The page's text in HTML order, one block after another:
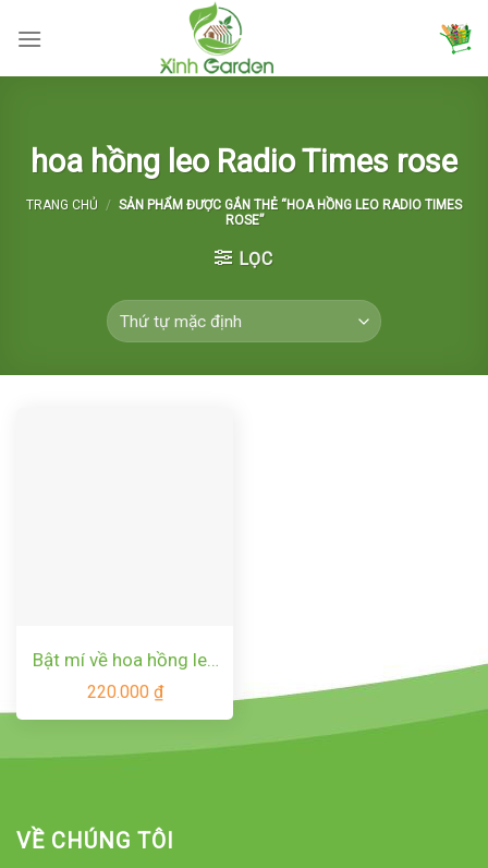
hoa hồng leo Radio Times rose
TRANG CHỦ / SẢN PHẨM ĐƯỢC GẮN THẺ “HOA HỒNG LEO RADIO TIMES
ROSE”
LỌC
Bật mí về hoa hồng leo
Radio Times rose
220.000 ₫
VỀ CHÚNG TÔI